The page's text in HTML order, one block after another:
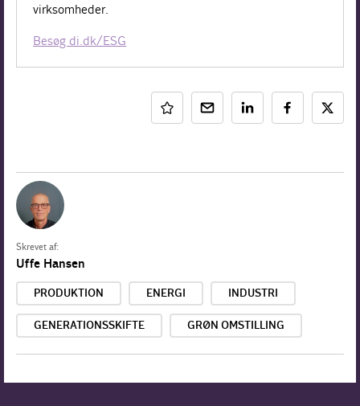
virksomheder.
Besøg di.dk/ESG
Skrevet af:
Uffe Hansen
PRODUKTION ENERGI INDUSTRI
GENERATIONSSKIFTE GRØN OMSTILLING